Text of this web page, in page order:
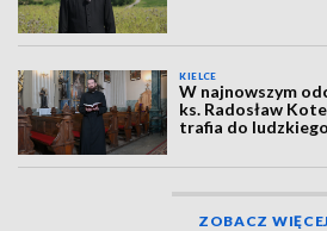
KIELCE
W najnowszym
ks. Radosław
trafia do
ZOBACZ WIĘCEJ